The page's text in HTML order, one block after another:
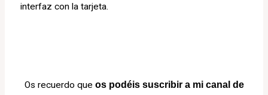
interfaz con la tarjeta.
Os recuerdo que os podéis suscribir a mi canal de